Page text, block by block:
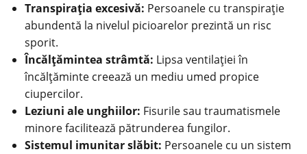
Transpirația excesivă: Persoanele cu transpirație
abundentă la nivelul picioarelor prezintă un risc
sporit.
Încălțămintea strâmtă: Lipsa ventilației în
încălțăminte creează un mediu umed propice
ciupercilor.
Leziuni ale unghiilor: Fisurile sau traumatismele
minore facilitează pătrunderea fungilor.
Sistemul imunitar slăbit: Persoanele cu un sistem